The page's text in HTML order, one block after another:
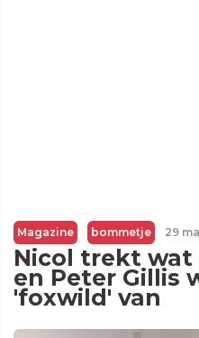
Magazine bommetje 29
Nicol trekt wat
en Peter Gillis
'foxwild' van